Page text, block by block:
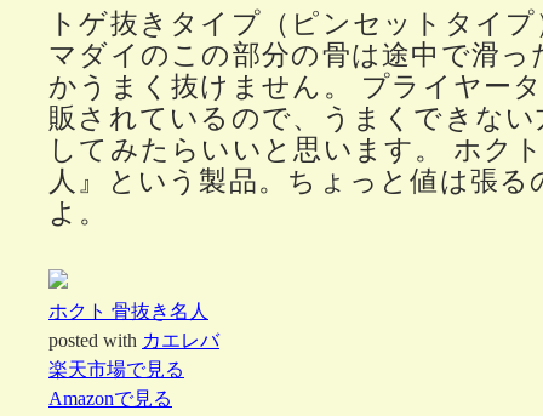
トゲ抜きタイプ（ピンセットタイ
マダイのこの部分の骨は途中で滑
かうまく抜けません。 プライヤー
販されているので、うまくできな
してみたらいいと思います。 ホク
人』という製品。ちょっと値は張
よ。
ホクト 骨抜き名人
posted with カエレバ
楽天市場で見る
Amazonで見る